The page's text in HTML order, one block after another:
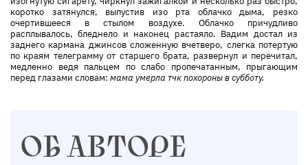
коротко затянулся, выпустив изо рта облачко дыма, резко
очертившееся в стылом воздухе. Облачко причудливо
расплывалось, бледнело и наконец растаяло. Вадим достал из
заднего кармана джинсов сложенную вчетверо, слегка потертую
по краям телеграмму от старшего брата, развернул и перечитал,
медленно ведя пальцем по слабо пропечатанным, прыгающим
перед глазами словам: мама умерла тчк похороны в субботу.
ОБ АВТОРЕ